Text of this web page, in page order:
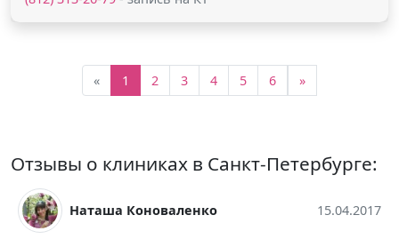
« 1 2 3 4 5 6 »
Отзывы о клиниках в Санкт-Петербурге:
Наташа Коноваленко 15.04.2017